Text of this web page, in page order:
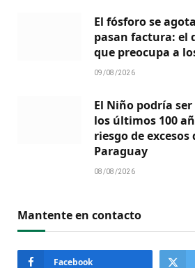
El fósforo se
pasan factura: el
que preocupa a
09/08/2026
El Niño podría
los últimos 100
riesgo de
Paraguay
08/08/2026
Mantente en contacto
Facebook